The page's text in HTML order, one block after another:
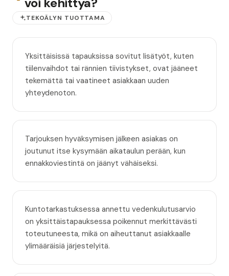
TEKOÄLYN TUOTTAMA
Yksittäisissä tapauksissa sovitut lisätyöt, kuten
tiilenvaihdot tai rännien tiivistykset, ovat jääneet
tekemättä tai vaatineet asiakkaan uuden
yhteydenoton.
Tarjouksen hyväksymisen jälkeen asiakas on
joutunut itse kysymään aikataulun perään, kun
ennakkoviestintä on jäänyt vähäiseksi.
Kuntotarkastuksessa annettu vedenkulutusarvio
on yksittäistapauksessa poikennut merkittävästi
toteutuneesta, mikä on aiheuttanut asiakkaalle
ylimääräisiä järjestelyitä.